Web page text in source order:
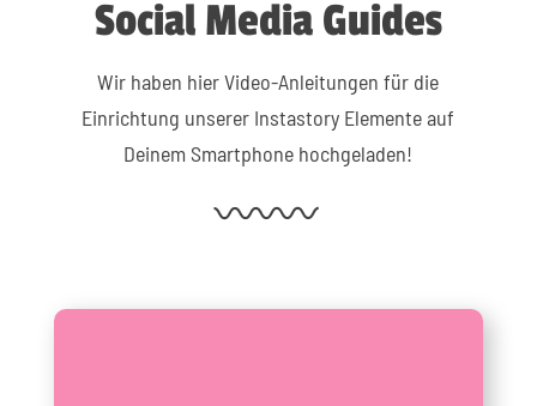
Social Media Guides
Wir haben hier Video-Anleitungen für die
Einrichtung unserer Instastory Elemente auf
Deinem Smartphone hochgeladen!